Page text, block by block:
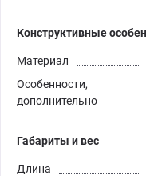
Конструктивные
Материал
Особенности,
дополнительно
Габариты и вес
Длина